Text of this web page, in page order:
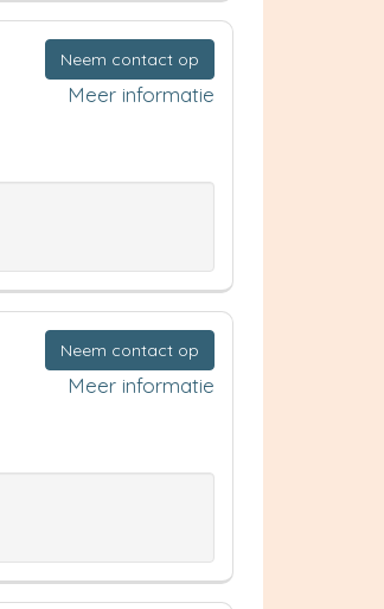
Neem contact op
Meer informatie
Neem contact op
Meer informatie